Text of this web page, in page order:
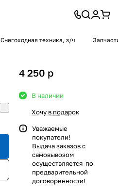
Снегоходная техника, з/ч
4 250 p
В наличии
Хочу в подарок
Уважаемые
покупатели!
Выдача заказов с
самовывозом
осуществляется по
предварительной
договоренности!